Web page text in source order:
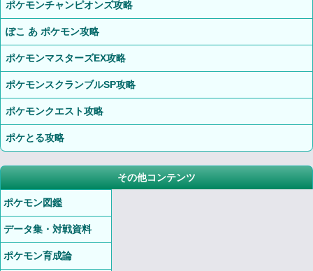
ポケモンチャンピオンズ攻略
ぽこ あ ポケモン攻略
ポケモンマスターズEX攻略
ポケモンスクランブルSP攻略
ポケモンクエスト攻略
ポケとる攻略
その他コンテンツ
ポケモン図鑑
データ集・対戦資料
ポケモン育成論